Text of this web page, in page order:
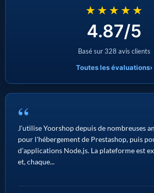
★★★★★
4.87/5
Basé sur 328 avis clients
Toutes les évaluations›
“
J'utilise Yoorshop depuis de nombreuses
pour l'hébergement de Prestashop, puis
d'applications Node.js. La plateforme est
et, chaque...